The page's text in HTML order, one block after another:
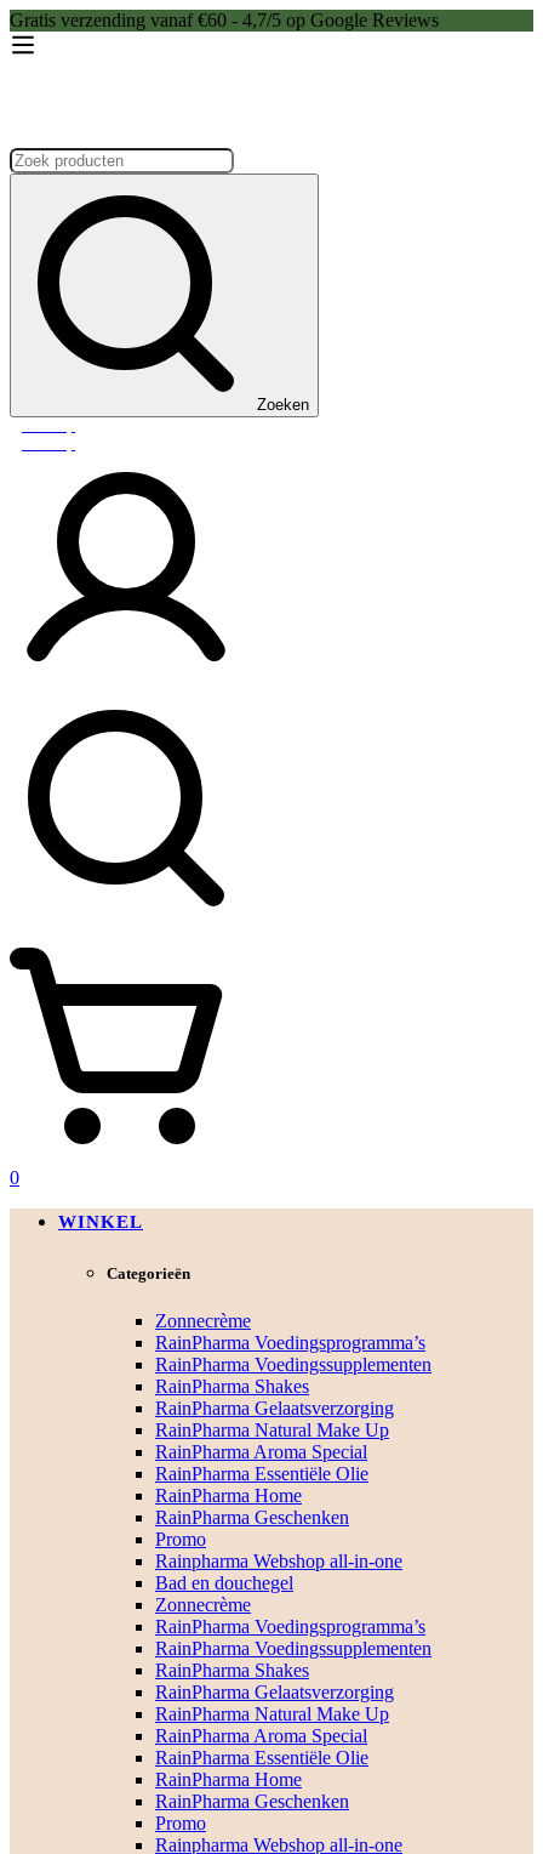
Gratis verzending vanaf €60 - 4,7/5 op Google Reviews
Zoeken:
Zoeken
0
WINKEL
Categorieën
Zonnecrème
RainPharma Voedingsprogramma’s
RainPharma Voedingssupplementen
RainPharma Shakes
RainPharma Gelaatsverzorging
RainPharma Natural Make Up
RainPharma Aroma Special
RainPharma Essentiële Olie
RainPharma Home
RainPharma Geschenken
Promo
Rainpharma Webshop all-in-one
Bad en douchegel
Zonnecrème
RainPharma Voedingsprogramma’s
RainPharma Voedingssupplementen
RainPharma Shakes
RainPharma Gelaatsverzorging
RainPharma Natural Make Up
RainPharma Aroma Special
RainPharma Essentiële Olie
RainPharma Home
RainPharma Geschenken
Promo
Rainpharma Webshop all-in-one